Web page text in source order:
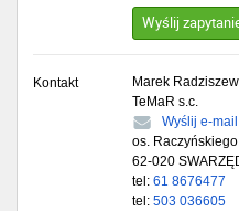
Wyślij
Kontakt
Marek
TeMaR s.c.
Wyślij e-mail
os.
62-020
tel: 61 8676477
tel: 503 036605